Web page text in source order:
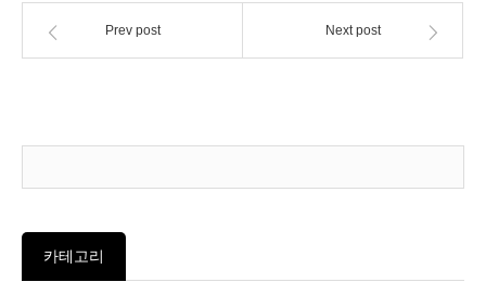
Prev post Next post
카테고리